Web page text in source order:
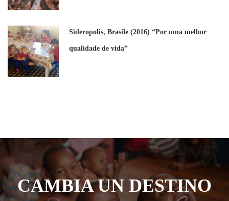
Sideropolis, Brasile (2016) “Por uma melhor
qualidade de vida”
CAMBIA UN DESTINO